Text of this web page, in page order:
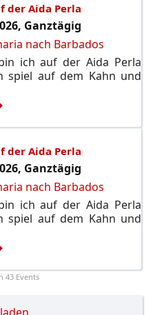
der Aida Perla
Ganztägig
nach Barbados
ich auf der Aida Perla
spiel auf dem Kahn und
der Aida Perla
Ganztägig
nach Barbados
ich auf der Aida Perla
spiel auf dem Kahn und
43 Events